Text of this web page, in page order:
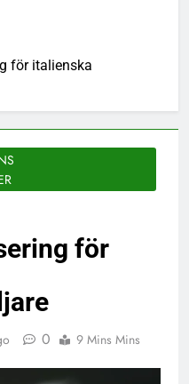
för italienska
för
0 9 Mins Mins